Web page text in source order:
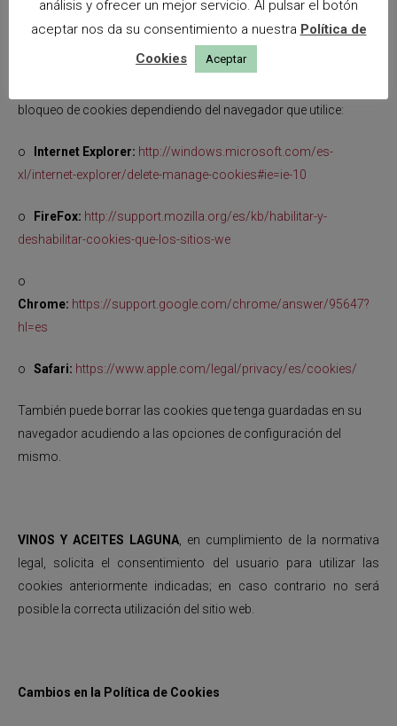
correcto funcionamiento de las distintas funcionalidades de
bloqueo de cookies dependiendo del navegador que utilice:
o Internet Explorer: http://windows.microsoft.com/es-
xl/internet-explorer/delete-manage-cookies#ie=ie-10
o FireFox: http://support.mozilla.org/es/kb/habilitar-y-
deshabilitar-cookies-que-los-sitios-we
o
Chrome: https://support.google.com/chrome/answer/95647?
hl=es
o Safari: https://www.apple.com/legal/privacy/es/cookies/
También puede borrar las cookies que tenga guardadas en su
navegador acudiendo a las opciones de configuración del
mismo.
VINOS Y ACEITES LAGUNA, en cumplimiento de la normativa
legal, solicita el consentimiento del usuario para utilizar las
cookies anteriormente indicadas; en caso contrario no será
posible la correcta utilización del sitio web.
Cambios en la Política de Cookies
análisis y ofrecer un mejor servicio. Al pulsar el botón
aceptar nos da su consentimiento a nuestra Política de
Cookies
Aceptar